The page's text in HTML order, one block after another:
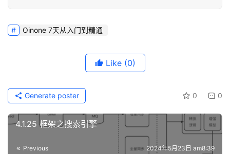
Oinone 7天从入门到精通
Like (0)
0 0
Generate poster
4.1.25 框架之搜索引擎
Previous 2024年5月23日 am8:39